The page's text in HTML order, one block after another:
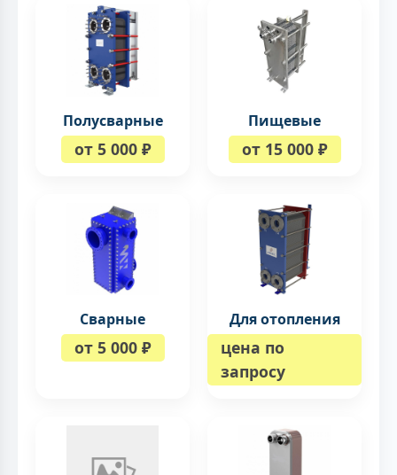
Полусварные
от 5 000 ₽
Пищевые
от 15 000 ₽
Сварные
от 5 000 ₽
Для отопления
цена по
запросу